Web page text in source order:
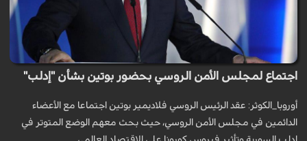
اجتماع لمجلس الأمن الروسي بحضور بوتين بشأن "إدلب"
أوروبا_الكوثر: عقد الرئيس الروسي فلاديمير بوتين اجتماعا مع الأعضاء
الدائمين في مجلس الأمن الروسي، حيث بحث معهم الوضع المتوتر في